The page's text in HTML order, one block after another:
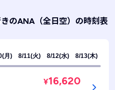
のANA（全日空） の時刻表
月) 8/11(火) 8/12(水) 8/13(木)
¥16,620